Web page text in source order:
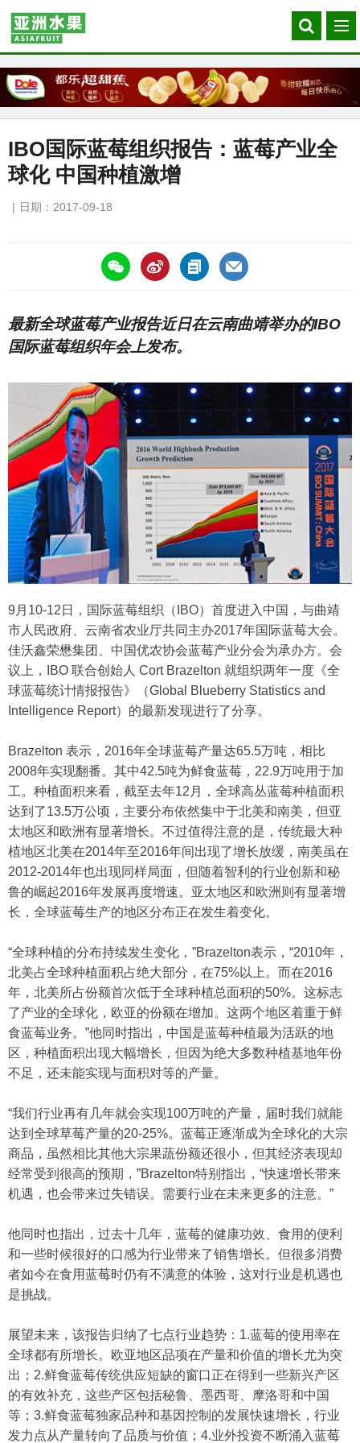
Search
our
菜
单
IBO国际蓝莓组织报告：蓝莓产业全
球化 中国种植激增
日期：2017-09-18
https://asiafruitchina.net/16299.html
最新全球蓝莓产业报告近日在云南曲靖举办的IBO
国际蓝莓组织年会上发布。
9月10-12日，国际蓝莓组织（IBO）首度进入中国，与曲靖
市人民政府、云南省农业厅共同主办2017年国际蓝莓大会。
佳沃鑫荣懋集团、中国优农协会蓝莓产业分会为承办方。会
议上，IBO 联合创始人 Cort Brazelton 就组织两年一度《全
球蓝莓统计情报报告》（Global Blueberry Statistics and
Intelligence Report）的最新发现进行了分享。
Brazelton 表示，2016年全球蓝莓产量达65.5万吨，相比
2008年实现翻番。其中42.5吨为鲜食蓝莓，22.9万吨用于加
工。种植面积来看，截至去年12月，全球高丛蓝莓种植面积
达到了13.5万公顷，主要分布依然集中于北美和南美，但亚
太地区和欧洲有显著增长。不过值得注意的是，传统最大种
植地区北美在2014年至2016年间出现了增长放缓，南美虽在
2012-2014年也出现同样局面，但随着智利的行业创新和秘
鲁的崛起2016年发展再度增速。亚太地区和欧洲则有显著增
长，全球蓝莓生产的地区分布正在发生着变化。
“全球种植的分布持续发生变化，”Brazelton表示，“2010年，
北美占全球种植面积占绝大部分，在75%以上。而在2016
年，北美所占份额首次低于全球种植总面积的50%。这标志
了产业的全球化，欧亚的份额在增加。这两个地区着重于鲜
食蓝莓业务。”他同时指出，中国是蓝莓种植最为活跃的地
区，种植面积出现大幅增长，但因为绝大多数种植基地年份
不足，还未能实现与面积对等的产量。
“我们行业再有几年就会实现100万吨的产量，届时我们就能
达到全球草莓产量的20-25%。蓝莓正逐渐成为全球化的大宗
商品，虽然相比其他大宗果蔬份额还很小，但其经济表现却
经常受到很高的预期，”Brazelton特别指出，“快速增长带来
机遇，也会带来过失错误。需要行业在未来更多的注意。”
他同时也指出，过去十几年，蓝莓的健康功效、食用的便利
和一些时候很好的口感为行业带来了销售增长。但很多消费
者如今在食用蓝莓时仍有不满意的体验，这对行业是机遇也
是挑战。
展望未来，该报告归纳了七点行业趋势：1.蓝莓的使用率在
全球都有所增长。欧亚地区品项在产量和价值的增长尤为突
出；2.鲜食蓝莓传统供应短缺的窗口正在得到一些新兴产区
的有效补充，这些产区包括秘鲁、墨西哥、摩洛哥和中国
等；3.鲜食蓝莓独家品种和基因控制的发展快速增长，行业
发力点从产量转向了品质与价值；4.业外投资不断涌入蓝莓